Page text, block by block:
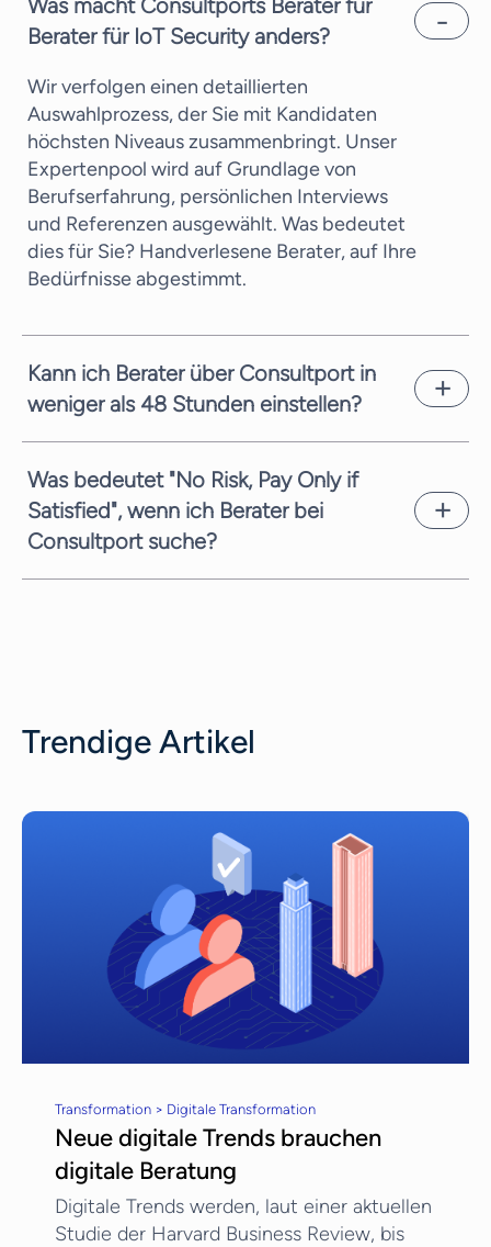
Was macht Consultports Berater für
Berater für IoT Security anders?
Wir verfolgen einen detaillierten
Auswahlprozess, der Sie mit Kandidaten
höchsten Niveaus zusammenbringt. Unser
Expertenpool wird auf Grundlage von
Berufserfahrung, persönlichen Interviews
und Referenzen ausgewählt. Was bedeutet
dies für Sie? Handverlesene Berater, auf Ihre
Bedürfnisse abgestimmt.
Kann ich Berater über Consultport in
weniger als 48 Stunden einstellen?
Arbeitstage vorschlagen. Dies hängt von der
Komplexität der Anfrage und der zeitlichen
Verfügbarkeit der Berater ab. Wir sind stets
Was bedeutet "No Risk, Pay Only if
Satisfied", wenn ich Berater bei
Consultport suche?
Tarif, den wir Ihnen unverbindlich mitteilen.
Trendige Artikel
Transformation > Digitale Transformation
Neue digitale Trends brauchen
digitale Beratung
Digitale Trends werden, laut einer aktuellen
Studie der Harvard Business Review, bis